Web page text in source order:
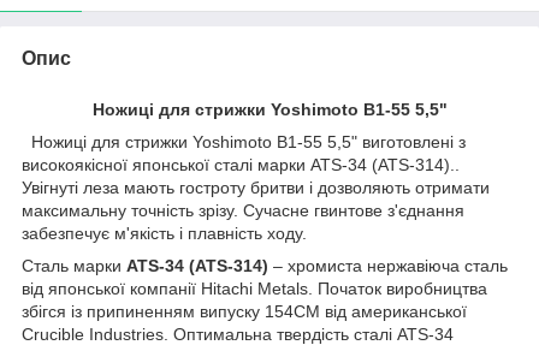
Опис
Ножиці для стрижки Yoshimoto B1-55 5,5"
Ножиці для стрижки Yoshimoto B1-55 5,5" виготовлені з
високоякісної японської сталі марки ATS-34 (ATS-314)..
Увігнуті леза мають гостроту бритви і дозволяють отримати
максимальну точність зрізу. Сучасне гвинтове з'єднання
забезпечує м'якість і плавність ходу.
Сталь марки ATS-34 (ATS-314) – хромиста нержавіюча сталь
від японської компанії Hitachi Metals. Початок виробництва
збігся із припиненням випуску 154CM від американської
Crucible Industries. Оптимальна твердість сталі ATS-34